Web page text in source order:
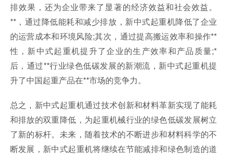
排效果，还为企业带来了显著的经济效益和社会效益。
**，通过降低能耗和减少排放，新中式起重机降低了企业
的运营成本和环境风险;其次，通过提高搬运效率和操作**
性，新中式起重机提升了企业的生产效率和产品质量;*
后，通过**行业绿色低碳发展的新潮流，新中式起重机提
升了中国起重产品在**市场的竞争力。
总之，新中式起重机通过技术创新和材料革新实现了能耗
和排放的双重降低，为起重机械行业的绿色低碳发展树立
了新的标杆。未来，随着技术的不断进步和材料科学的不
断发展，新中式起重机将继续在节能减排和绿色制造的道